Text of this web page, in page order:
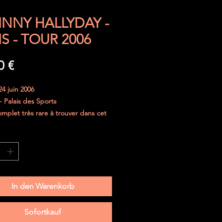
HALLYDAY -
- TOUR 2006
€Preis
juin 2006
Palais des Sports
très rare à trouver dans cet
été parfaitement protégé.
dans une enveloppe
et le ticket sera placé entre deux
In den Warenkorb
Sofortkauf